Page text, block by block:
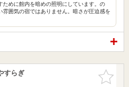
ために館内を暗めの照明にしています。の
囲気の宿ではありません。暗さが圧迫感を
お気に入
りに追加
すらぎ